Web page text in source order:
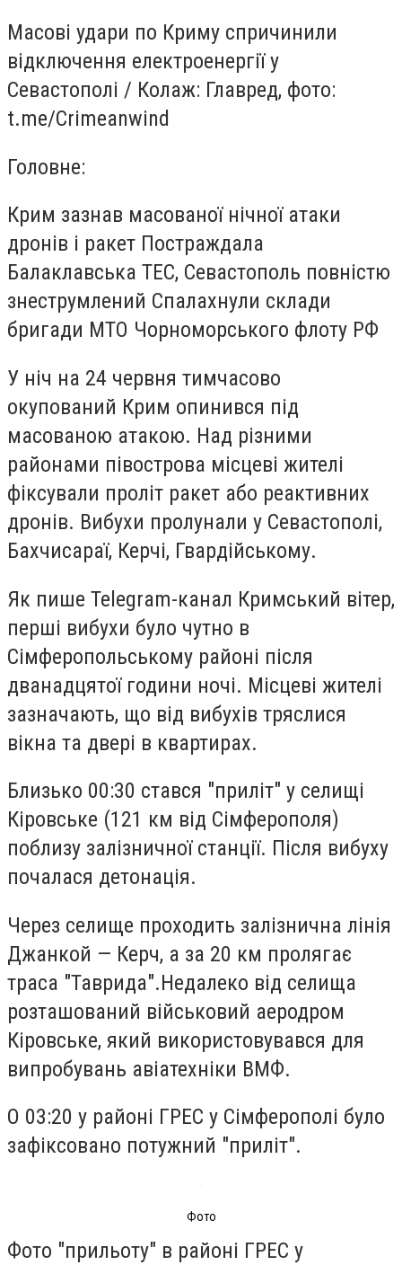
Масові удари по Криму спричинили
відключення електроенергії у
Севастополі / Колаж: Главред, фото:
t.me/Crimeanwind
Головне:
Крим зазнав масованої нічної атаки
дронів і ракет Постраждала
Балаклавська ТЕС, Севастополь повністю
знеструмлений Спалахнули склади
бригади МТО Чорноморського флоту РФ
У ніч на 24 червня тимчасово
окупований Крим опинився під
масованою атакою. Над різними
районами півострова місцеві жителі
фіксували проліт ракет або реактивних
дронів. Вибухи пролунали у Севастополі,
Бахчисараї, Керчі, Гвардійському.
Як пише Telegram-канал Кримський вітер,
перші вибухи було чутно в
Сімферопольському районі після
дванадцятої години ночі. Місцеві жителі
зазначають, що від вибухів тряслися
вікна та двері в квартирах.
Близько 00:30 стався "приліт" у селищі
Кіровське (121 км від Сімферополя)
поблизу залізничної станції. Після вибуху
почалася детонація.
Через селище проходить залізнична лінія
Джанкой — Керч, а за 20 км пролягає
траса "Таврида".Недалеко від селища
розташований військовий аеродром
Кіровське, який використовувався для
випробувань авіатехніки ВМФ.
О 03:20 у районі ГРЕС у Сімферополі було
зафіксовано потужний "приліт".
Фото
Фото "прильоту" в районі ГРЕС у